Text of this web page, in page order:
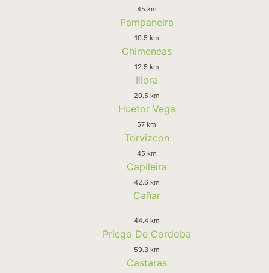
45 km
Pampaneira
10.5 km
Chimeneas
12.5 km
Illora
20.5 km
Huetor Vega
57 km
Torvizcon
45 km
Capileira
42.6 km
Cañar
44.4 km
Priego De Cordoba
59.3 km
Castaras